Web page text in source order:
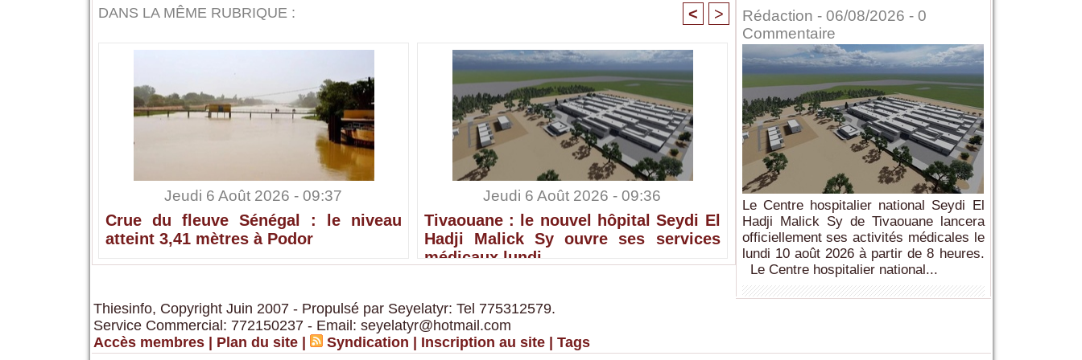
DANS LA MÊME RUBRIQUE : < >
Jeudi 6 Août 2026 - 09:37
Crue du fleuve Sénégal : le niveau
atteint 3,41 mètres à Podor
Jeudi 6 Août 2026 - 09:36
Tivaouane : le nouvel hôpital Seydi El
Hadji Malick Sy ouvre ses services
médicaux lundi
Rédaction - 06/08/2026 - 0
Commentaire
Le Centre hospitalier national Seydi El
Hadji Malick Sy de Tivaouane lancera
officiellement ses activités médicales le
lundi 10 août 2026 à partir de 8 heures.
Le Centre hospitalier national...
Thiesinfo, Copyright Juin 2007 - Propulsé par Seyelatyr: Tel 775312579.
Service Commercial: 772150237 - Email: seyelatyr@hotmail.com
Accès membres
Plan du site Syndication Inscription au site Tags